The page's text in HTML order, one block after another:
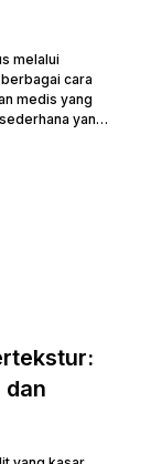
melalui
cara
medis yang
yang
lebih
yang sesuai
dan